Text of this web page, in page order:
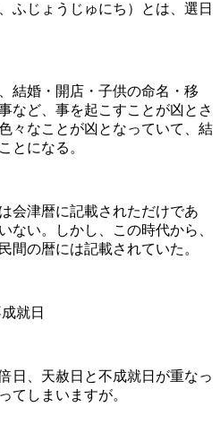
ふじょうじゅにち）とは、選日
結婚・開店・子供の命名・移
など、事を起こすことが凶とさ
々なことが凶となっていて、結
とになる。
会津暦に記載されただけであ
ない。しかし、この時代から、
間の暦には記載されていた。
就日
日、天赦日と不成就日が重なっ
てしまいますが。